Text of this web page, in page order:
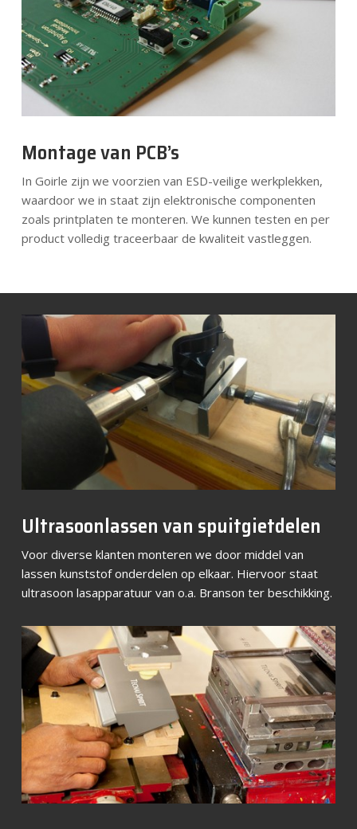
Montage van PCB’s
In Goirle zijn we voorzien van ESD-veilige werkplekken,
waardoor we in staat zijn elektronische componenten
zoals printplaten te monteren. We kunnen testen en per
product volledig traceerbaar de kwaliteit vastleggen.
Ultrasoonlassen van spuitgietdelen
Voor diverse klanten monteren we door middel van
lassen kunststof onderdelen op elkaar. Hiervoor staat
ultrasoon lasapparatuur van o.a. Branson ter beschikking.